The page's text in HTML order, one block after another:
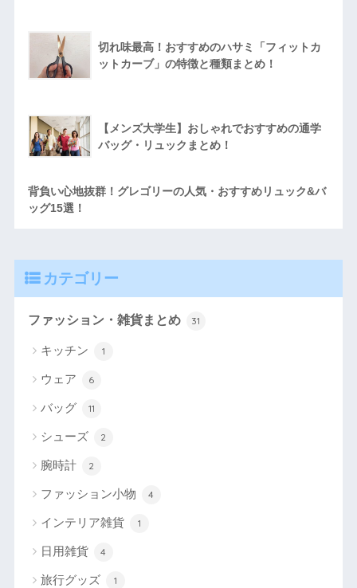
切れ味最高！おすすめのハサミ「フィットカ
ットカーブ」の特徴と種類まとめ！
【メンズ大学生】おしゃれでおすすめの通学
バッグ・リュックまとめ！
背負い心地抜群！グレゴリーの人気・おすすめリュック&バ
ッグ15選！
カテゴリー
ファッション・雑貨まとめ 31
キッチン 1
ウェア 6
バッグ 11
シューズ 2
腕時計 2
ファッション小物 4
インテリア雑貨 1
日用雑貨 4
旅行グッズ 1